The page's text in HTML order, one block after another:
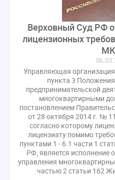
Законопроект Пахомов Кошелев
Законопроект теплоснабжение
Законотворчество
Кошелев Пахомов
Лицензии
НК РФ
Награды Новая
ПМЮФ
ПМЮФ-2024
Пломба
Поручение
Правительства РФ
Праздники
РКЦ
Регулирование Малахов
Свидетельство о поверке
Верховный Суд РФ
лицензионных
Управляющая
пункта 3
предпринимательской
многоквартирными
постановлением
от 28 октября 2014 г. №
согласно которому
лицензиату помимо
пунктами 1 - 6.1 части 1
РФ, является исполнение
управления
частью 2 статьи 162